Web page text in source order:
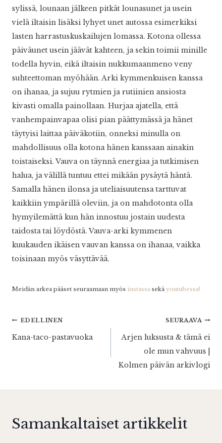
sylissä, lounaan jälkeen pitkät lounasunet ja usein
vielä iltaisin lisäksi lyhyet unet autossa esimerkiksi
lasten harrastuskuskailujen lomassa. Kotona ollessa
päiväunet usein jäävät kahteen, ja sekin toimii minille
todella hyvin, eikä iltaisin nukkumaanmeno veny
suhteettoman myöhään. Arki kymmenkuisen kanssa
on ihanaa, ja sujuu rytmien ja rutiinien ansiosta
kivasti omalla painollaan. Hurjaa ajatella, että
vanhempainvapaa olisi pian päättymässä ja hänet
täytyisi laittaa päiväkotiin, onneksi minulla on
mahdollisuus olla kotona hänen kanssaan ainakin
toistaiseksi. Vauva on täynnä energiaa ja tutkimisen
halua, ja välillä tuntuu ettei mikään pysäytä häntä.
Samalla hänen ilonsa ja uteliaisuutensa tarttuvat
kaikkiin ympärillä oleviin, ja on mahdotonta olla
hymyilemättä kun hän innostuu jostain uudesta
taidosta tai löydöstä. Vauva-arki kymmenen
kuukauden ikäisen vauvan kanssa on ihanaa, vaikka
toisinaan myös väsyttävää.
Meidän arkea pääset seuraamaan myös instassa sekä youtubessa!
Artikkelien
selaus
EDELLINEN
Kana-taco-pastavuoka
SEURAAVA
Arjen luksusta & tämä ei
ole mun vahvuus |
Kolmen päivän arkivlogi
Samankaltaiset artikkelit